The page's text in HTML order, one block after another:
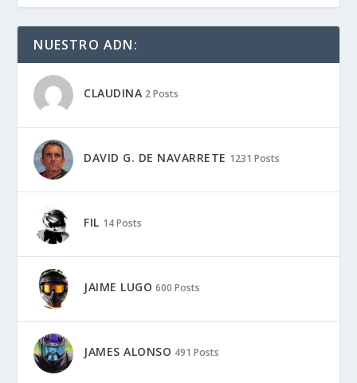
NUESTRO ADN:
CLAUDINA 2 Posts
DAVID G. DE NAVARRETE 1231 Posts
FIL 14 Posts
JAIME LUGO 600 Posts
JAMES ALONSO 491 Posts